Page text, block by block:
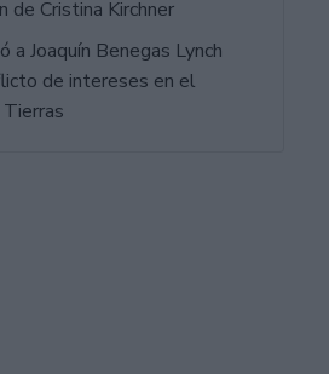
de Cristina Kirchner
a Joaquín Benegas Lynch
de intereses en el